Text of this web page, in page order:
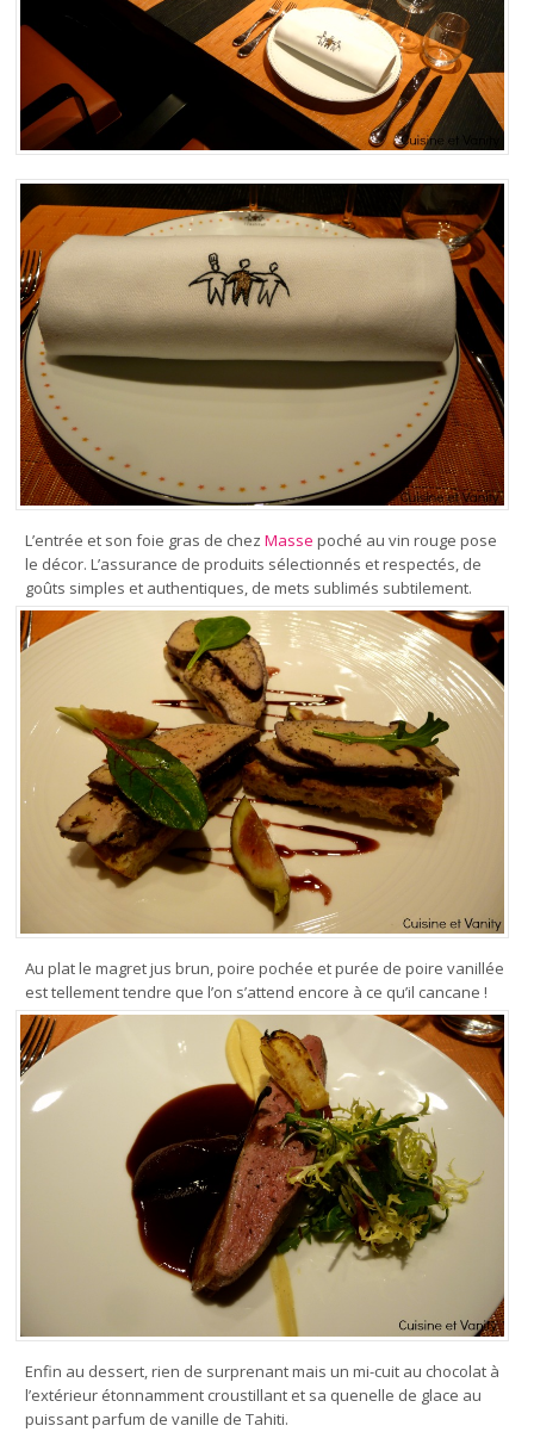
L’entrée et son foie gras de chezMasse poché au vin rouge pose
le décor. L’assurance de produits sélectionnés et respectés, de
goûts simples et authentiques, de mets sublimés subtilement.
Au plat le magret jus brun, poire pochée et purée de poire vanillée
est tellement tendre que l’on s’attend encore à ce qu’il cancane !
Enfin au dessert, rien de surprenant mais un mi-cuit au chocolat à
l’extérieur étonnamment croustillant et sa quenelle de glace au
puissant parfum de vanille de Tahiti.